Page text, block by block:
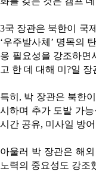
3국 장관은 북한이 국
‘우주발사체’ 명목의
응 필요성을 강조하면
고 한 데 대해 미?일
특히, 박 장관은 북한
시하며 추가 도발 가
시간 공유, 미사일 방
아울러 박 장관은 해
노력의 중요성도 강조